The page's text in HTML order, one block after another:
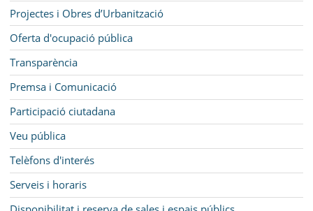
Projectes i Obres d’Urbanització
Oferta d'ocupació pública
Transparència
Premsa i Comunicació
Participació ciutadana
Veu pública
Telèfons d'interés
Serveis i horaris